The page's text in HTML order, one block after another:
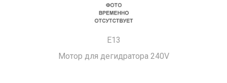
E13
Мотор для дегидратора 240V